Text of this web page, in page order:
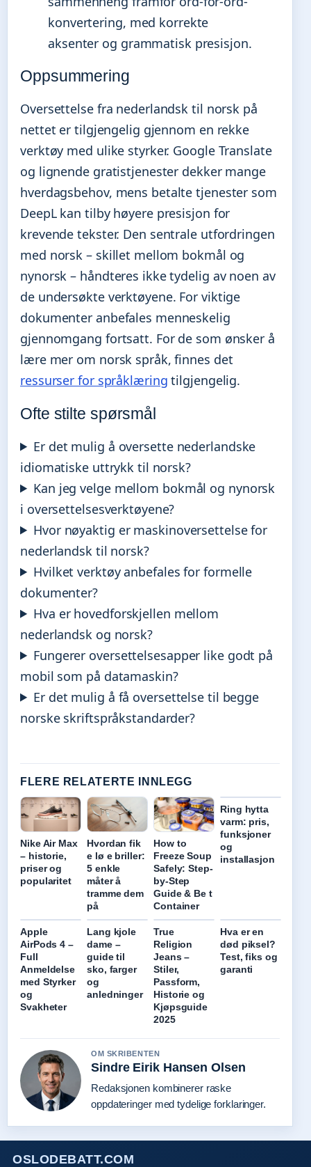
konvertering, med korrekte
aksenter og grammatisk presisjon.
Oppsummering
Oversettelse fra nederlandsk til norsk på
nettet er tilgjengelig gjennom en rekke
verktøy med ulike styrker. Google Translate
og lignende gratistjenester dekker mange
hverdagsbehov, mens betalte tjenester som
DeepL kan tilby høyere presisjon for
krevende tekster. Den sentrale utfordringen
med norsk – skillet mellom bokmål og
nynorsk – håndteres ikke tydelig av noen av
de undersøkte verktøyene. For viktige
dokumenter anbefales menneskelig
gjennomgang fortsatt. For de som ønsker å
lære mer om norsk språk, finnes det
ressurser for språklæring tilgjengelig.
Ofte stilte spørsmål
Er det mulig å oversette nederlandske
idiomatiske uttrykk til norsk?
Kan jeg velge mellom bokmål og nynorsk
i oversettelsesverktøyene?
Hvor nøyaktig er maskinoversettelse for
nederlandsk til norsk?
Hvilket verktøy anbefales for formelle
dokumenter?
Hva er hovedforskjellen mellom
nederlandsk og norsk?
Fungerer oversettelsesapper like godt på
mobil som på datamaskin?
Er det mulig å få oversettelse til begge
norske skriftspråkstandarder?
FLERE RELATERTE INNLEGG
Nike Air Max
– historie,
priser og
popularitet
Hvordan fik
e lø e briller:
5 enkle
måter å
tramme dem
på
How to
Freeze Soup
Safely: Step-
by-Step
Guide & Be t
Container
Ring hytta
varm: pris,
funksjoner
og
installasjon
Apple
AirPods 4 –
Full
Anmeldelse
med Styrker
og
Svakheter
Lang kjole
dame –
guide til
sko, farger
og
anledninger
True
Religion
Jeans –
Stiler,
Passform,
Historie og
Kjøpsguide
2025
Hva er en
død piksel?
Test, fiks og
garanti
OM SKRIBENTEN
Sindre Eirik Hansen Olsen
Redaksjonen kombinerer raske
oppdateringer med tydelige forklaringer.
OSLODEBATT.COM